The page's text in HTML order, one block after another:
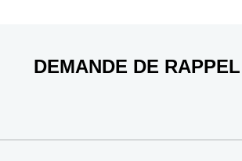
DEMANDE DE RAPPEL